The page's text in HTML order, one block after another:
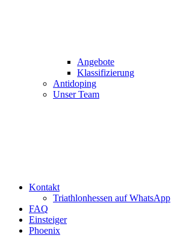
Angebote
Klassifizierung
Antidoping
Unser Team
Kontakt
Triathlonhessen auf WhatsApp
FAQ
Einsteiger
Phoenix